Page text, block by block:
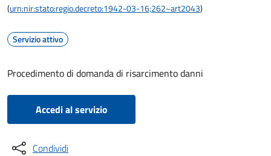
(urn:nir:stato:regio.decreto:1942-03-16;262~art2043)
Servizio attivo
Procedimento di domanda di risarcimento danni
Accedi al servizio
Condividi